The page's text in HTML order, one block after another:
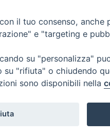
il tuo consenso, anche
e "targeting e
su "personalizza"
"rifiuta" o chiudendo
sono disponibili nella